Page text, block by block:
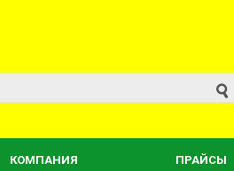
КОМПАНИЯ ПРАЙСЫ